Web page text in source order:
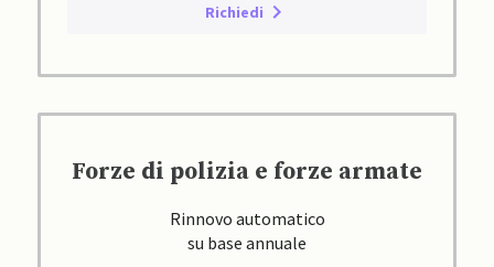
Richiedi
Forze di polizia e forze armate
Rinnovo automatico
su base annuale